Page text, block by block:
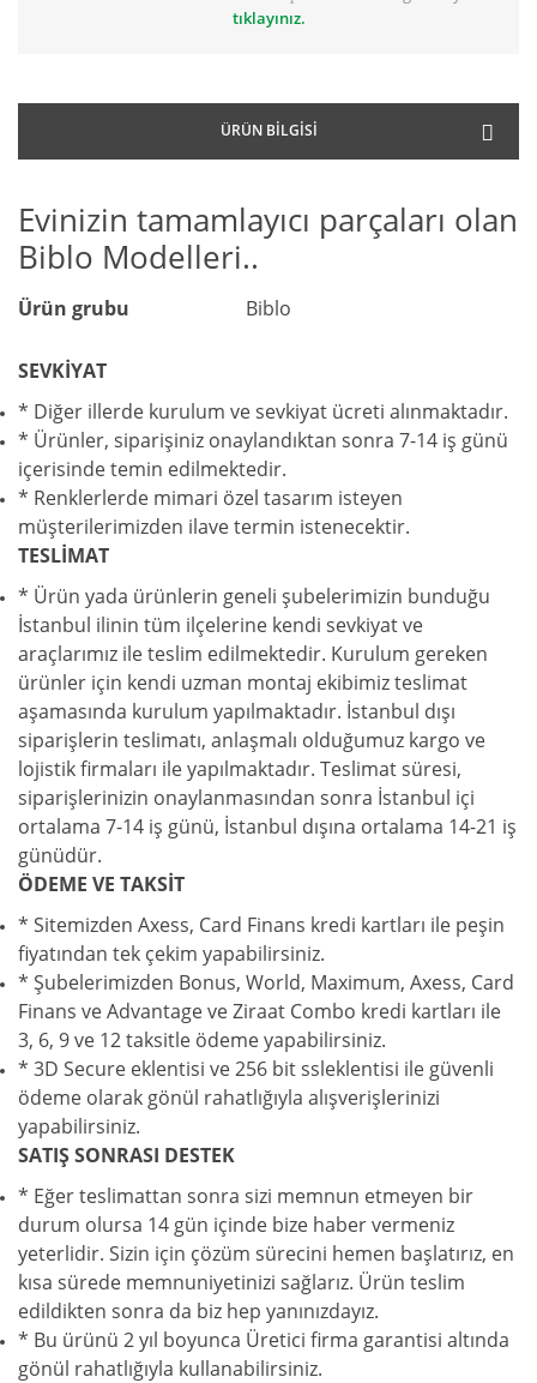
tıklayınız.
ÜRÜN BILGISI
Evinizin tamamlayıcı parçaları olan
Biblo Modelleri..
Ürün grubu Biblo
SEVKİYAT
* Diğer illerde kurulum ve sevkiyat ücreti alınmaktadır.
* Ürünler, siparişiniz onaylandıktan sonra 7-14 iş günü
içerisinde temin edilmektedir.
* Renklerlerde mimari özel tasarım isteyen
müşterilerimizden ilave termin istenecektir.
TESLİMAT
* Ürün yada ürünlerin geneli şubelerimizin bunduğu
İstanbul ilinin tüm ilçelerine kendi sevkiyat ve
araçlarımız ile teslim edilmektedir. Kurulum gereken
ürünler için kendi uzman montaj ekibimiz teslimat
aşamasında kurulum yapılmaktadır. İstanbul dışı
siparişlerin teslimatı, anlaşmalı olduğumuz kargo ve
lojistik firmaları ile yapılmaktadır. Teslimat süresi,
siparişlerinizin onaylanmasından sonra İstanbul içi
ortalama 7-14 iş günü, İstanbul dışına ortalama 14-21 iş
günüdür.
ÖDEME VE TAKSİT
* Sitemizden Axess, Card Finans kredi kartları ile peşin
fiyatından tek çekim yapabilirsiniz.
* Şubelerimizden Bonus, World, Maximum, Axess, Card
Finans ve Advantage ve Ziraat Combo kredi kartları ile
3, 6, 9 ve 12 taksitle ödeme yapabilirsiniz.
* 3D Secure eklentisi ve 256 bit ssleklentisi ile güvenli
ödeme olarak gönül rahatlığıyla alışverişlerinizi
yapabilirsiniz.
SATIŞ SONRASI DESTEK
* Eğer teslimattan sonra sizi memnun etmeyen bir
durum olursa 14 gün içinde bize haber vermeniz
yeterlidir. Sizin için çözüm sürecini hemen başlatırız, en
kısa sürede memnuniyetinizi sağlarız. Ürün teslim
edildikten sonra da biz hep yanınızdayız.
* Bu ürünü 2 yıl boyunca Üretici firma garantisi altında
gönül rahatlığıyla kullanabilirsiniz.